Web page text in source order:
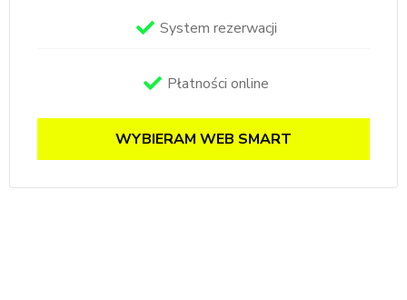
System rezerwacji
Płatności online
WYBIERAM WEB SMART